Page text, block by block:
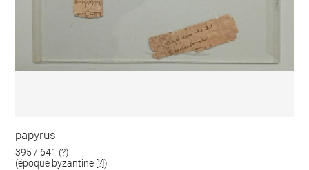
papyrus
395 / 641 (?)
(époque byzantine [?])